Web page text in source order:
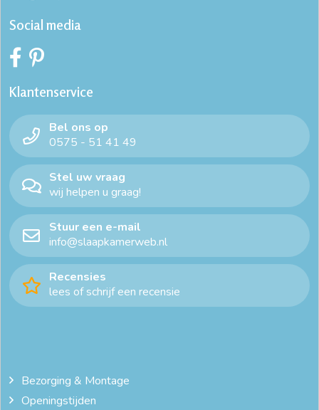
Social media
Klantenservice
Bel ons op
0575 - 51 41 49
Stel uw vraag
wij helpen u graag!
Stuur een e-mail
info@slaapkamerweb.nl
Recensies
lees of schrijf een recensie
Bezorging & Montage
Openingstijden